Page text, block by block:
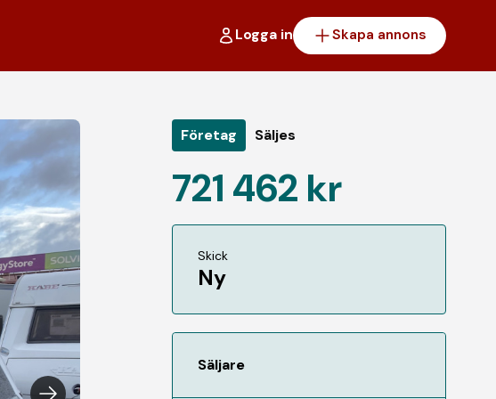
Logga in Skapa annons
Företag Säljes
721 462 kr
Skick
Ny
Säljare